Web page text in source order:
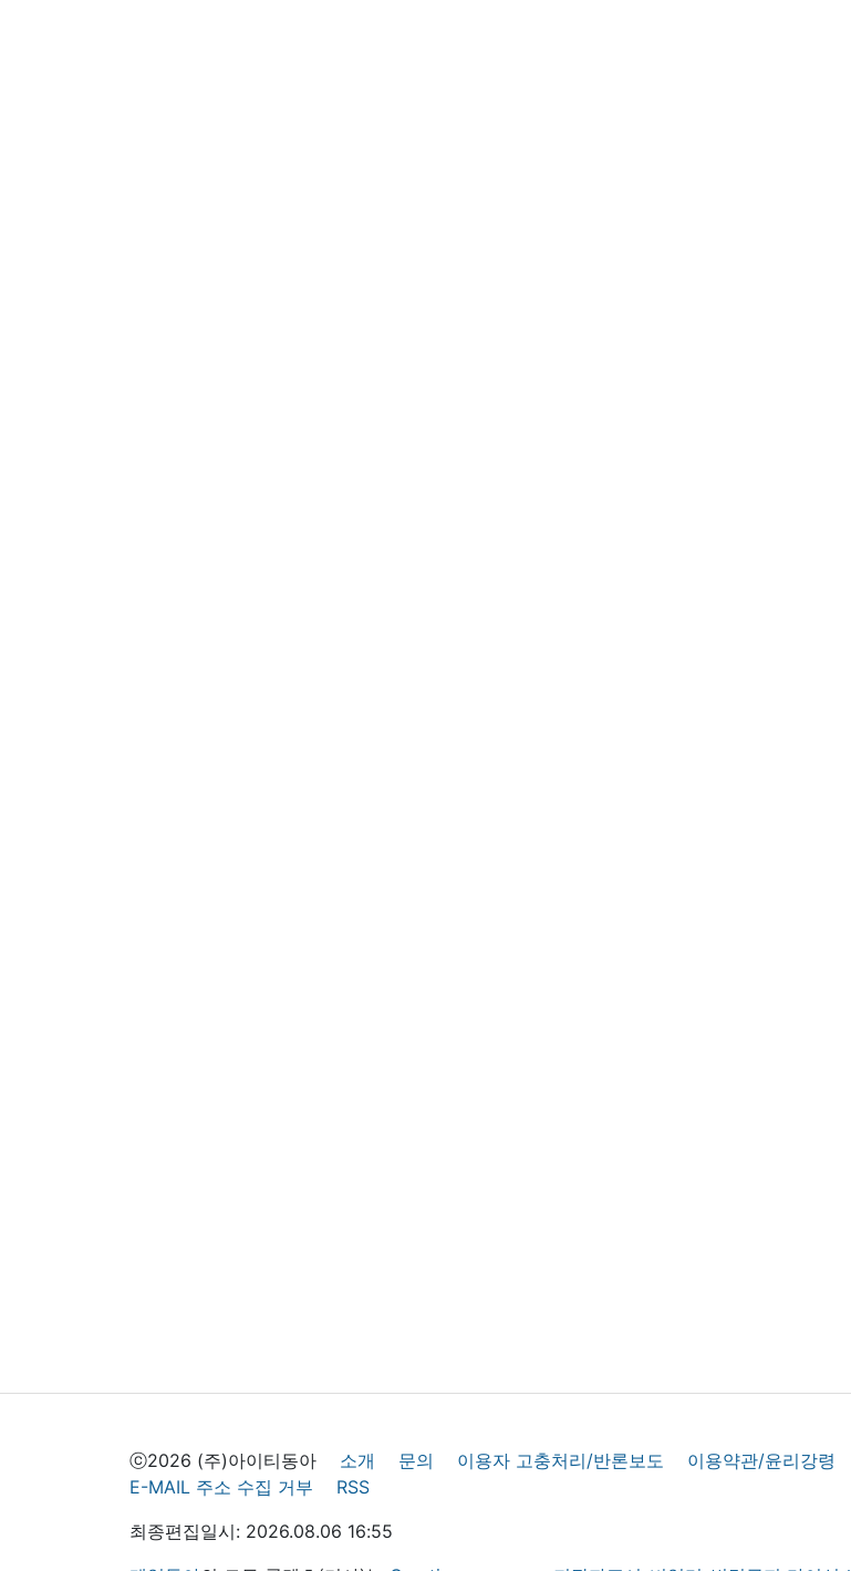
ⓒ2026 (주)아이티동아 소개 문의 이용자 고충처리/반론보도 이용약관/윤리강령
E-MAIL 주소 수집 거부
RSS
최종편집일시: 2026.08.06 16:55